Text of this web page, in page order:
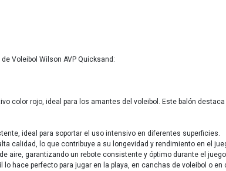
Voleibol Wilson AVP Quicksand:
color rojo, ideal para los amantes del voleibol. Este balón
ideal para soportar el uso intensivo en diferentes superficies.
calidad, lo que contribuye a su longevidad y rendimiento en el
aire, garantizando un rebote consistente y óptimo durante el juego.
hace perfecto para jugar en la playa, en canchas de voleibol o